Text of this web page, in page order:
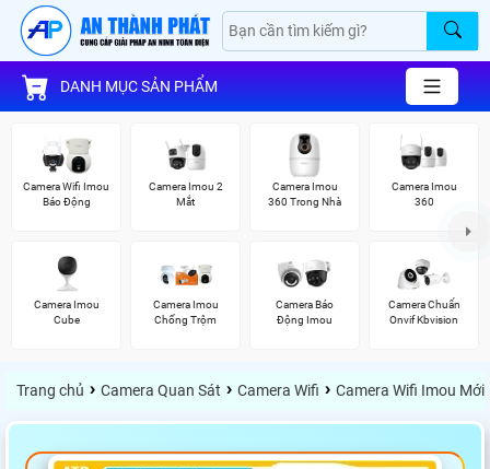
DANH MỤC SẢN PHẨM
Camera Wifi Imou
Báo Động
Camera Imou 2
Mắt
Camera Imou
360 Trong Nhà
Camera Imou
360
Camera Imou
Cube
Camera Imou
Chống Trộm
Camera Báo
Động Imou
Camera Chuẩn
Onvif Kbvision
Trang chủ › Camera Quan Sát › Camera Wifi › Camera Wifi Imou Mới